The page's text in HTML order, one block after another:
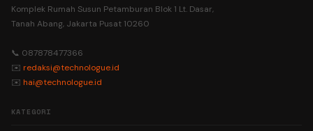
Komplek Rumah Susun Petamburan Blok 1 Lt. Dasar,
Tanah Abang, Jakarta Pusat 10260
📞 087878477366
✉️ redaksi@technologue.id
✉️ hai@technologue.id
KATEGORI